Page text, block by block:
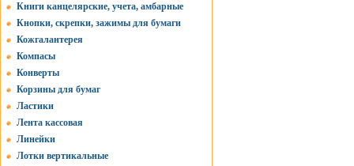
Книги канцелярские, учета, амбарные
Кнопки, скрепки, зажимы для бумаги
Кожгалантерея
Компасы
Конверты
Корзины для бумаг
Ластики
Лента кассовая
Линейки
Лотки вертикальные